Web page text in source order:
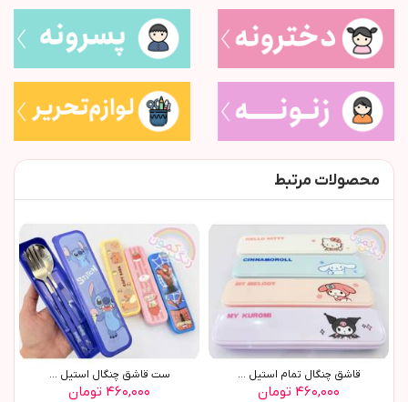
محصولات مرتبط
قاشق چنگال تمام استيل ...
۴۶۰,۰۰۰ تومان
ست قاشق چنگال استيل ...
۴۶۰,۰۰۰ تومان